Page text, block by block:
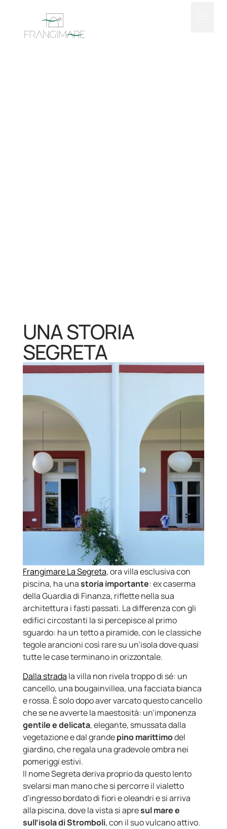
UNA STORIA
SEGRETA
Frangimare La Segreta, ora villa esclusiva con
piscina, ha unastoria importante: ex caserma
della Guardia di Finanza, riflette nella sua
architettura i fasti passati. La differenza con gli
edifici circostanti la si percepisce al primo
sguardo: ha un tetto a piramide, con le classiche
tegole arancioni così rare su un’isola dove quasi
tutte le case terminano in orizzontale.
Dalla strada la villa non rivela troppo di sé: un
cancello, una bougainvillea, una facciata bianca
e rossa. È solo dopo aver varcato questo cancello
che se ne avverte la maestosità: un’imponenza
gentile e delicata, elegante, smussata dalla
vegetazione e dal grandepino marittimodel
giardino, che regala una gradevole ombra nei
pomeriggi estivi.
Il nome Segreta deriva proprio da questo lento
svelarsi man mano che si percorre il vialetto
d’ingresso bordato di fiori e oleandri e si arriva
alla piscina, dove la vista si apresul mare e
sull’isola di Stromboli, con il suo vulcano attivo.